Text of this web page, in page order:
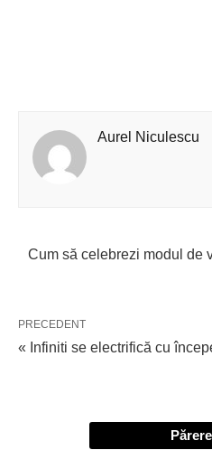
Aurel Niculescu
Cum să celebrezi modul de
PRECEDENT
« Infiniti se electrifică cu